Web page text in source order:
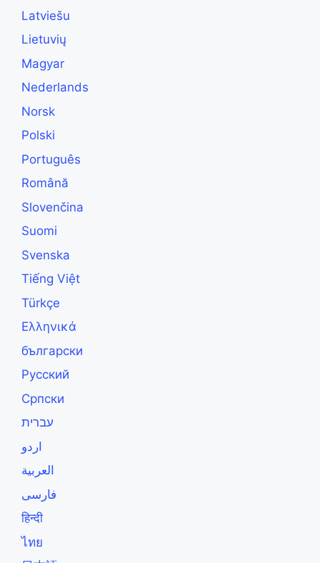
Latviešu
Lietuvių
Magyar
Nederlands
Norsk
Polski
Português
Română
Slovenčina
Suomi
Svenska
Tiếng Việt
Türkçe
Ελληνικά
български
Русский
Српски
עברית
اردو
العربية
فارسی
हिन्दी
ไทย